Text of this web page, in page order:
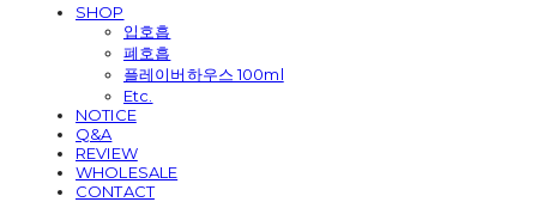
SHOP
입호흡
폐호흡
플레이버하우스 100ml
Etc.
NOTICE
Q&A
REVIEW
WHOLESALE
CONTACT